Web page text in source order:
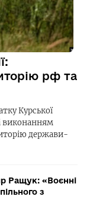
рф та
Курської
виконанням
держави-
Ращук: «Воєнні
з